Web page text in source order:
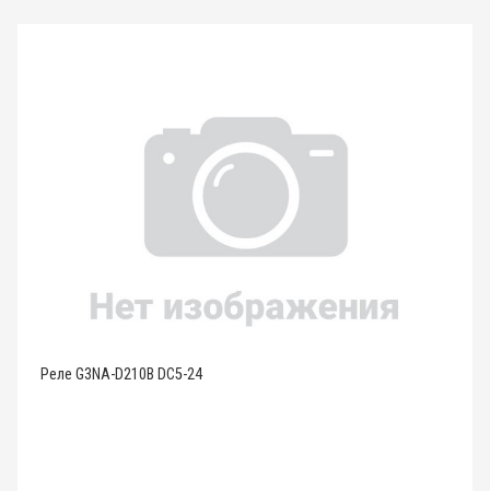
Реле G3NA-D210B DC5-24